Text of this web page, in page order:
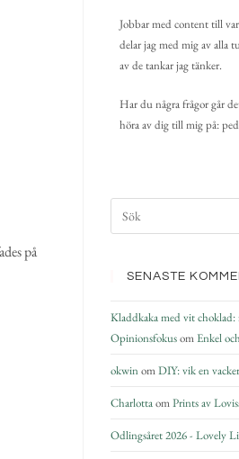
på
Jobbar med content till
delar jag med mig av alla
av de tankar jag tänker.
Har du några frågor går
höra av dig till mig på:
SENASTE
Kladdkaka med vit
OpinionsfokusomEnkel
okwinomDIY: vik en
CharlottaomPrints av
Odlingsåret 2026 - Lovely